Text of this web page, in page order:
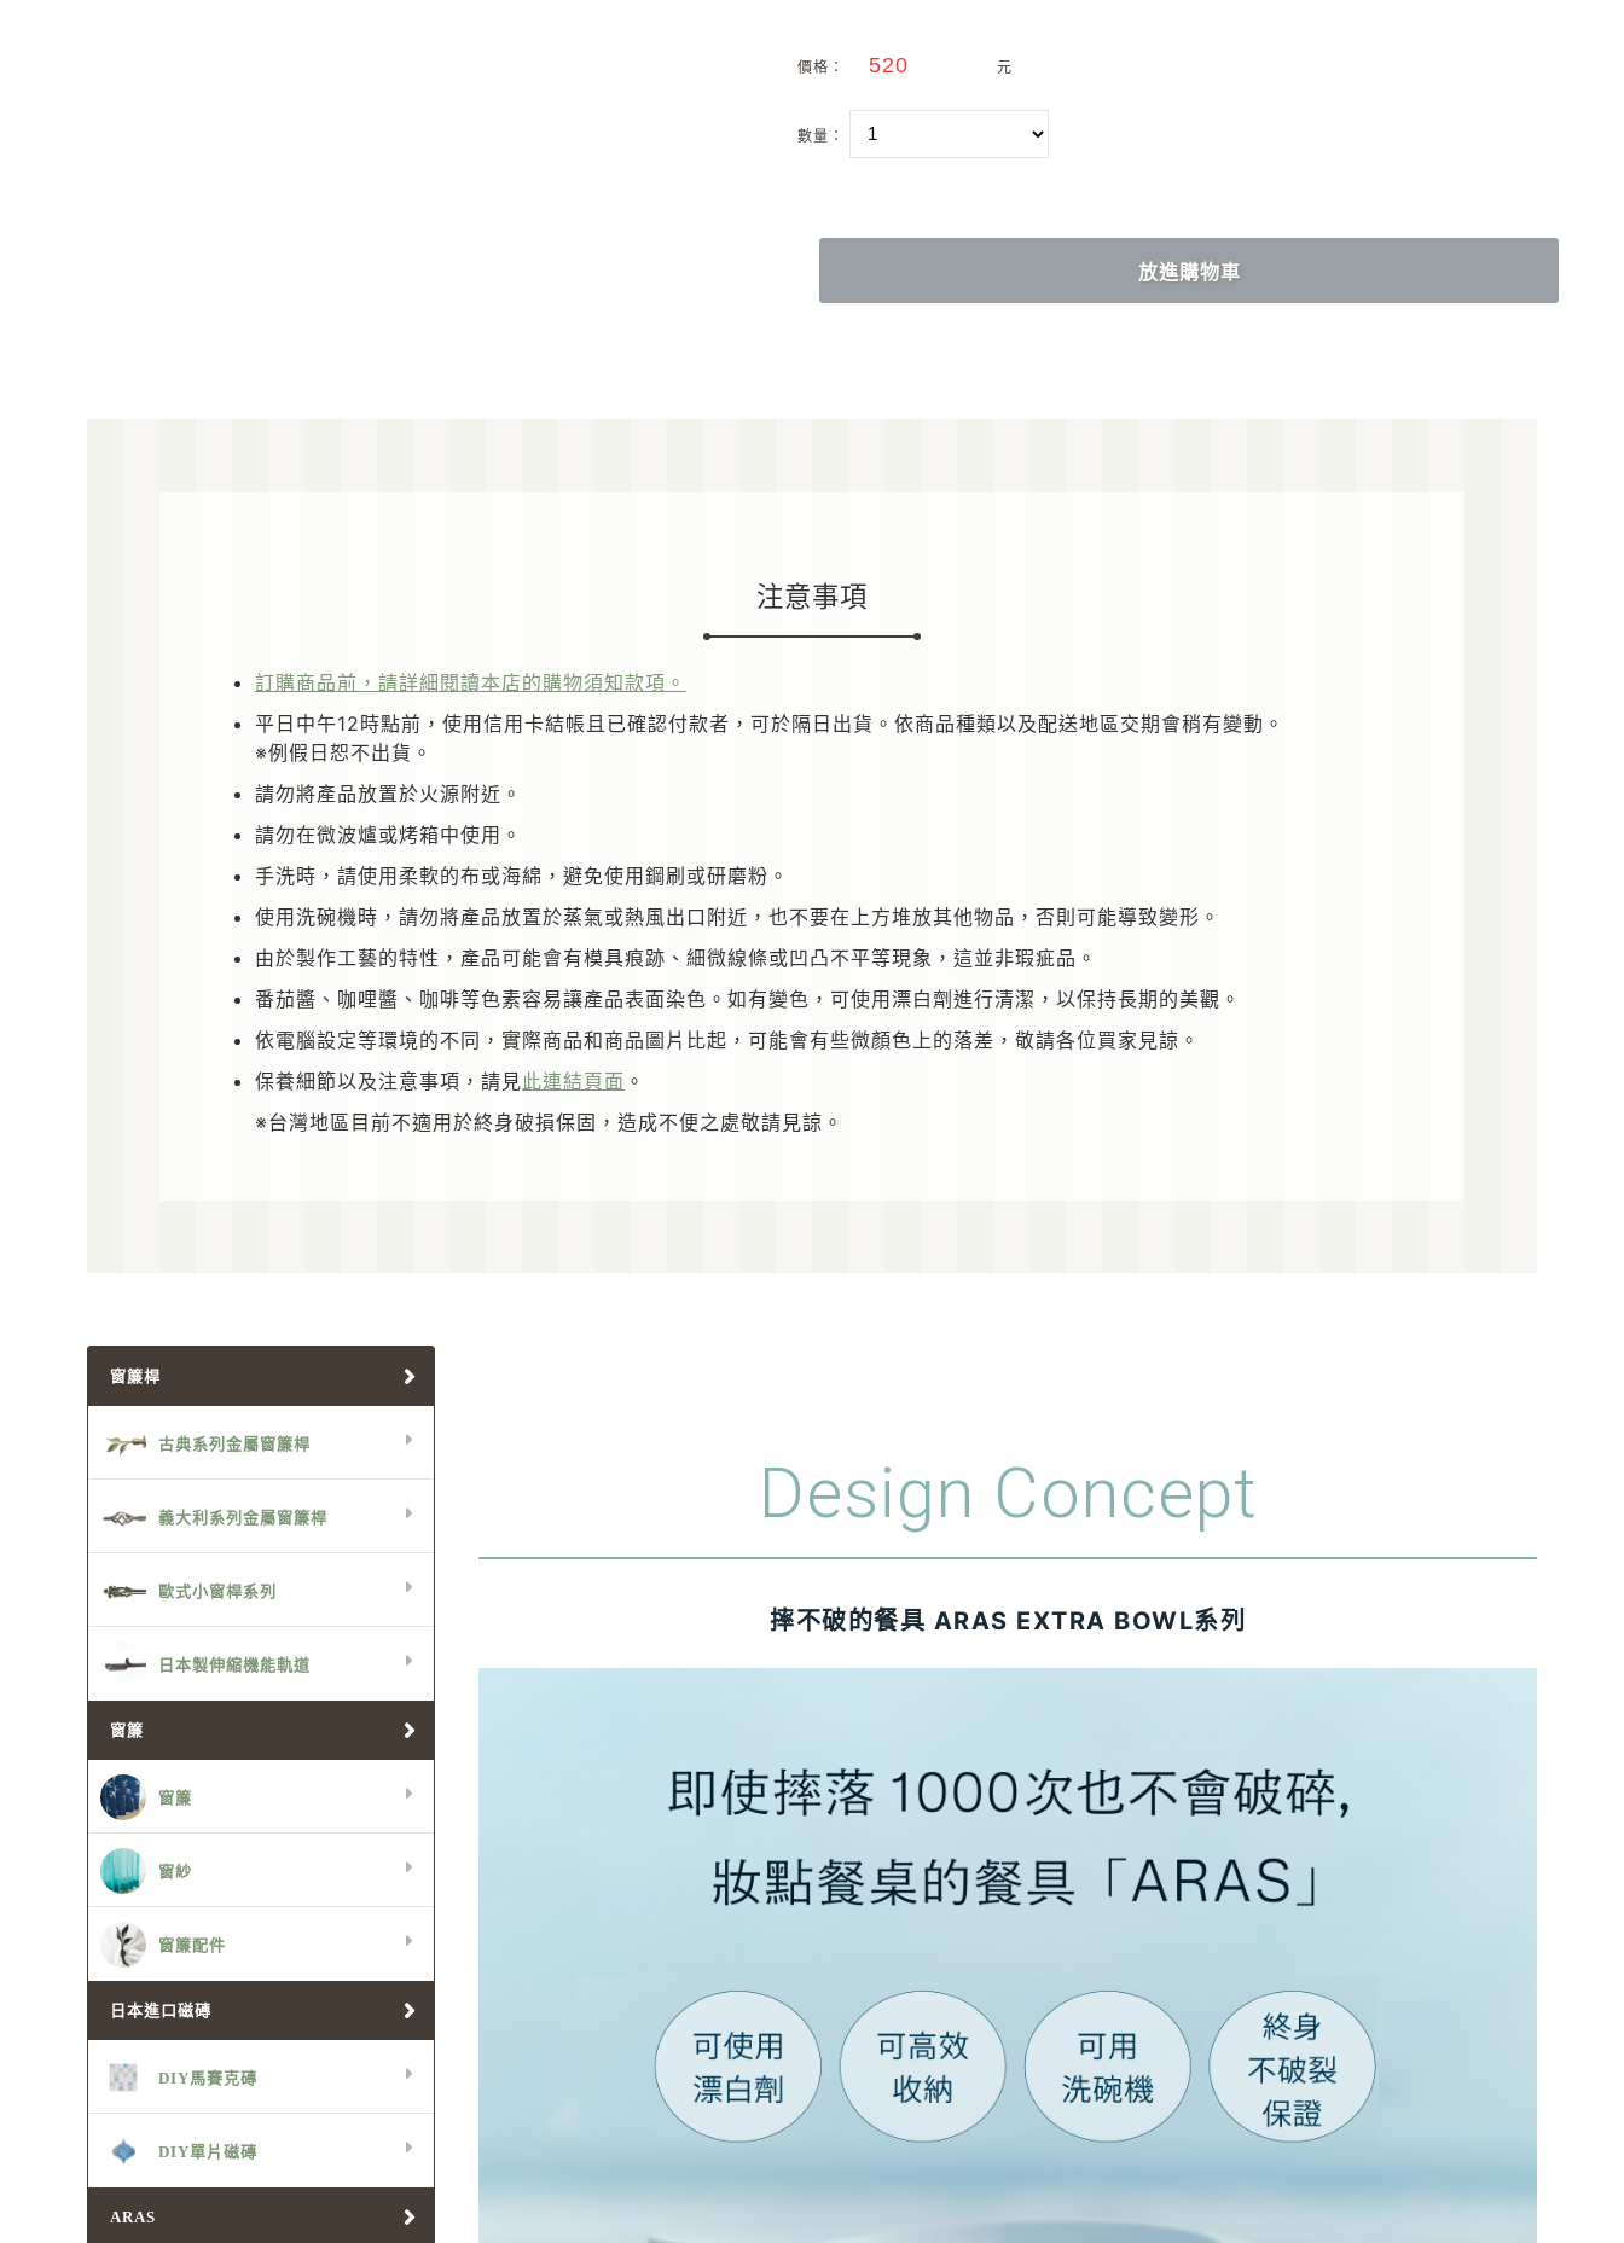
價格： 元
數量：
注意事項
訂購商品前，請詳細閱讀本店的購物須知款項。
平日中午12時點前，使用信用卡結帳且已確認付款者，可於隔日出貨。依商品種類以及配送地區交期會稍有變動。
※例假日恕不出貨。
請勿將產品放置於火源附近。
請勿在微波爐或烤箱中使用。
手洗時，請使用柔軟的布或海綿，避免使用鋼刷或研磨粉。
使用洗碗機時，請勿將產品放置於蒸氣或熱風出口附近，也不要在上方堆放其他物品，否則可能導致變形。
由於製作工藝的特性，產品可能會有模具痕跡、細微線條或凹凸不平等現象，這並非瑕疵品。
番茄醬、咖哩醬、咖啡等色素容易讓產品表面染色。如有變色，可使用漂白劑進行清潔，以保持長期的美觀。
依電腦設定等環境的不同，實際商品和商品圖片比起，可能會有些微顏色上的落差，敬請各位買家見諒。
保養細節以及注意事項，請見此連結頁面 。
※台灣地區目前不適用於終身破損保固，造成不便之處敬請見諒。
Design Concept
摔不破的餐具 ARAS EXTRA BOWL系列
窗簾桿
古典系列金屬窗簾桿
義大利系列金屬窗簾桿
歐式小窗桿系列
日本製伸縮機能軌道
窗簾
窗簾
窗紗
窗簾配件
日本進口磁磚
DIY馬賽克磚
DIY單片磁磚
ARAS